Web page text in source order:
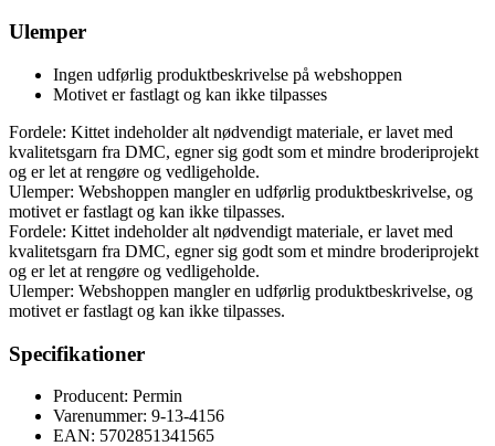
Ulemper
Ingen udførlig produktbeskrivelse på webshoppen
Motivet er fastlagt og kan ikke tilpasses
Fordele: Kittet indeholder alt nødvendigt materiale, er lavet med
kvalitetsgarn fra DMC, egner sig godt som et mindre broderiprojekt
og er let at rengøre og vedligeholde.
Ulemper: Webshoppen mangler en udførlig produktbeskrivelse, og
motivet er fastlagt og kan ikke tilpasses.
Fordele: Kittet indeholder alt nødvendigt materiale, er lavet med
kvalitetsgarn fra DMC, egner sig godt som et mindre broderiprojekt
og er let at rengøre og vedligeholde.
Ulemper: Webshoppen mangler en udførlig produktbeskrivelse, og
motivet er fastlagt og kan ikke tilpasses.
Specifikationer
Producent: Permin
Varenummer: 9-13-4156
EAN: 5702851341565